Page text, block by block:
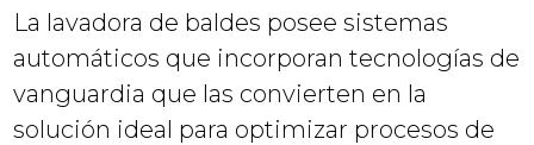
La lavadora de baldes posee sistemas
automáticos que incorporan tecnologías de
vanguardia que las convierten en la
solución ideal para optimizar procesos de